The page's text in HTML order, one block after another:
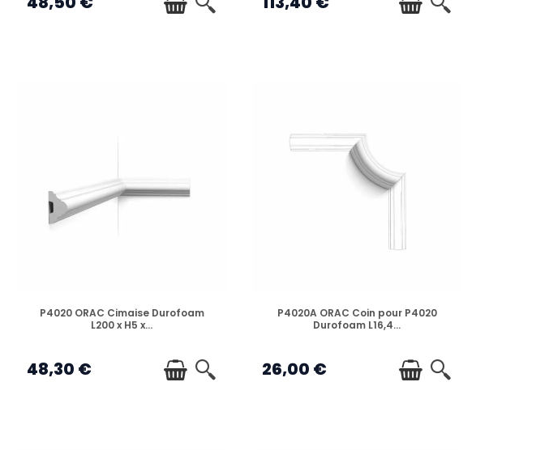
ou les transitions disgracieuses entre différents matériaux.
courbes ou des colonnes, les versions Orac Flexépousent
accessible à tous. Elles offrent une finition impeccable qui valorise votre
votre intérieur avec la référence de la décoration murale.
EN STOCK
P4020 ORAC Cimaise Durofoam
L200 x H5 x...
48,30 €
EN STOCK
P4020A ORAC Coin pour P4020
Durofoam L16,4...
26,00 €